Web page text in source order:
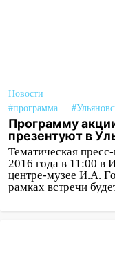
Новости
#программа
Программу
презентуют в
Тематическая
2016 года в 11:00 в
центре-музее И.А.
рамках встречи